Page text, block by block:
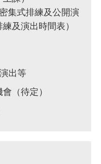
集式排練及公開演
及演出時間表）
出等
（待定）